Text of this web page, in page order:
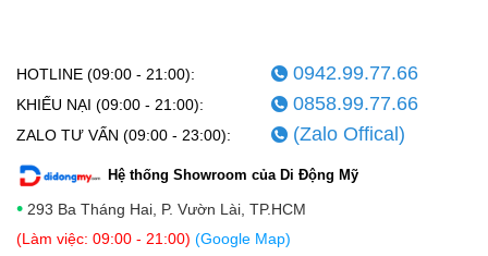
HOTLINE (09:00 - 21:00): 0942.99.77.66
KHIẾU NẠI (09:00 - 21:00): 0858.99.77.66
ZALO TƯ VẤN (09:00 - 23:00): (Zalo Offical)
Hệ thống Showroom của Di Động Mỹ
• 293 Ba Tháng Hai, P. Vườn Lài, TP.HCM
(Làm việc: 09:00 - 21:00) (Google Map)